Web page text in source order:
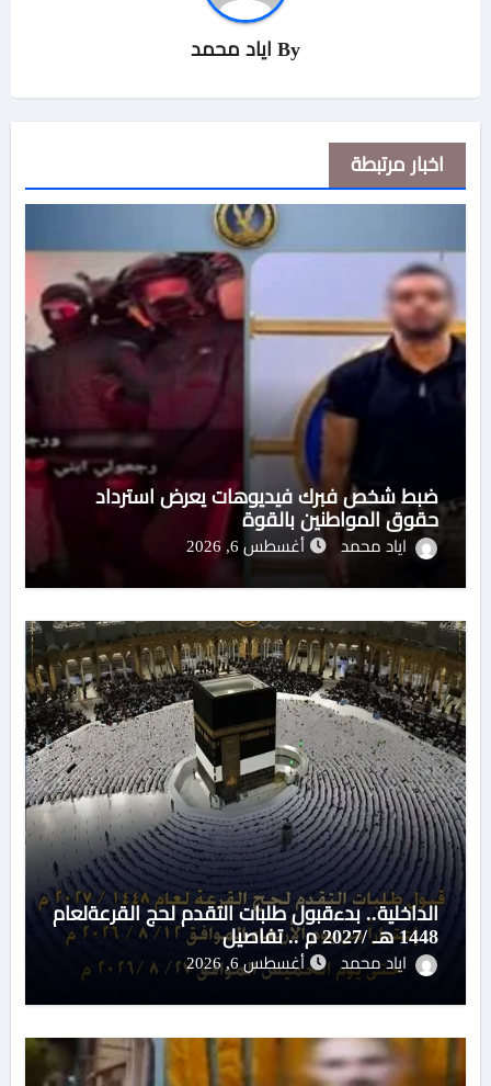
By اياد محمد
اخبار مرتبطة
ضبط شخص فبرك فيديوهات يعرض استرداد
حقوق المواطنين بالقوة
اياد محمد أغسطس 6, 2026
الداخلية.. بدءقبول طلبات التقدم لحج القرعةلعام
1448 هـ /2027 م .. تفاصيل
اياد محمد أغسطس 6, 2026